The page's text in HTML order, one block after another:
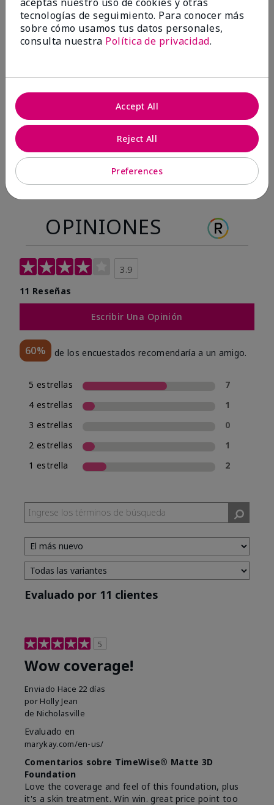
Antes & después
Antes
Después
Antes
Después
OPINIONES
3.9
11 Reseñas
Escribir Una Opinión
60% de los encuestados recomendaría a un amigo.
5 estrellas
7
4 estrellas
1
3 estrellas
0
2 estrellas
1
1 estrella
2
Evaluado por 11 clientes
5
Wow coverage!
Enviado Hace 22 días
por Holly Jean
de Nicholasville
Evaluado en
marykay.com/en-us/
Comentarios sobre TimeWise® Matte 3D
Foundation
Love the coverage and feel of this foundation, plus
it's a skin treatment. Win win. great price point too
tecnologías de seguimiento. Para conocer más
sobre cómo usamos tus datos personales,
consulta nuestra Política de privacidad.
Preferences
Reject All
Accept All